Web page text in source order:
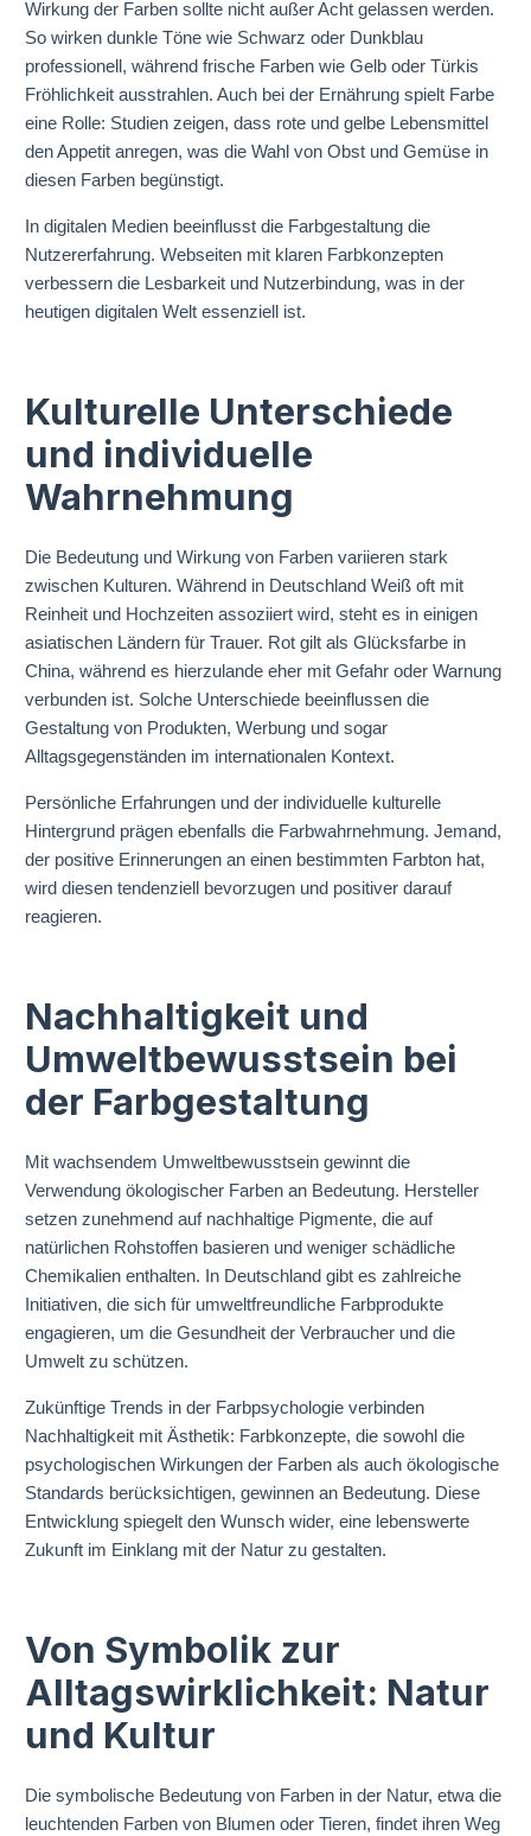
Wirkung der Farben sollte nicht außer Acht gelassen werden.
So wirken dunkle Töne wie Schwarz oder Dunkblau
professionell, während frische Farben wie Gelb oder Türkis
Fröhlichkeit ausstrahlen. Auch bei der Ernährung spielt Farbe
eine Rolle: Studien zeigen, dass rote und gelbe Lebensmittel
den Appetit anregen, was die Wahl von Obst und Gemüse in
diesen Farben begünstigt.
In digitalen Medien beeinflusst die Farbgestaltung die
Nutzererfahrung. Webseiten mit klaren Farbkonzepten
verbessern die Lesbarkeit und Nutzerbindung, was in der
heutigen digitalen Welt essenziell ist.
Kulturelle Unterschiede
und individuelle
Wahrnehmung
Die Bedeutung und Wirkung von Farben variieren stark
zwischen Kulturen. Während in Deutschland Weiß oft mit
Reinheit und Hochzeiten assoziiert wird, steht es in einigen
asiatischen Ländern für Trauer. Rot gilt als Glücksfarbe in
China, während es hierzulande eher mit Gefahr oder Warnung
verbunden ist. Solche Unterschiede beeinflussen die
Gestaltung von Produkten, Werbung und sogar
Alltagsgegenständen im internationalen Kontext.
Persönliche Erfahrungen und der individuelle kulturelle
Hintergrund prägen ebenfalls die Farbwahrnehmung. Jemand,
der positive Erinnerungen an einen bestimmten Farbton hat,
wird diesen tendenziell bevorzugen und positiver darauf
reagieren.
Nachhaltigkeit und
Umweltbewusstsein bei
der Farbgestaltung
Mit wachsendem Umweltbewusstsein gewinnt die
Verwendung ökologischer Farben an Bedeutung. Hersteller
setzen zunehmend auf nachhaltige Pigmente, die auf
natürlichen Rohstoffen basieren und weniger schädliche
Chemikalien enthalten. In Deutschland gibt es zahlreiche
Initiativen, die sich für umweltfreundliche Farbprodukte
engagieren, um die Gesundheit der Verbraucher und die
Umwelt zu schützen.
Zukünftige Trends in der Farbpsychologie verbinden
Nachhaltigkeit mit Ästhetik: Farbkonzepte, die sowohl die
psychologischen Wirkungen der Farben als auch ökologische
Standards berücksichtigen, gewinnen an Bedeutung. Diese
Entwicklung spiegelt den Wunsch wider, eine lebenswerte
Zukunft im Einklang mit der Natur zu gestalten.
Von Symbolik zur
Alltagswirklichkeit: Natur
und Kultur
Die symbolische Bedeutung von Farben in der Natur, etwa die
leuchtenden Farben von Blumen oder Tieren, findet ihren Weg